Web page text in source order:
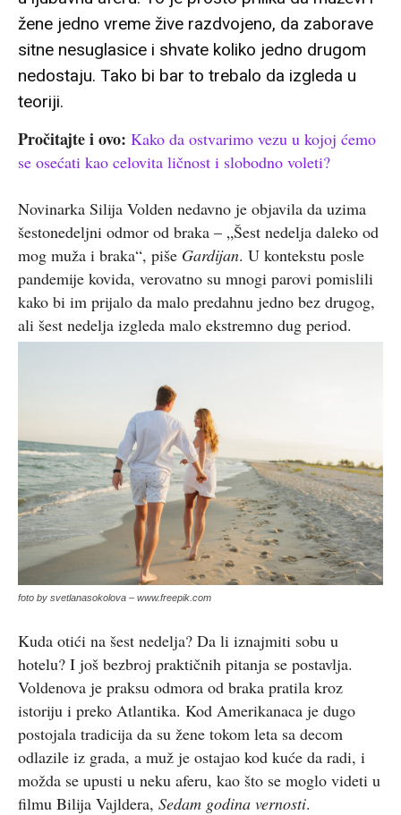
žene jedno vreme žive razdvojeno, da zaborave
sitne nesuglasice i shvate koliko jedno drugom
nedostaju. Tako bi bar to trebalo da izgleda u
teoriji.
Pročitajte i ovo: Kako da ostvarimo vezu u kojoj ćemo
se osećati kao celovita ličnost i slobodno voleti?
Novinarka Silija Volden nedavno je objavila da uzima
šestonedeljni odmor od braka – „Šest nedelja daleko od
mog muža i braka“, piše Gardijan. U kontekstu posle
pandemije kovida, verovatno su mnogi parovi pomislili
kako bi im prijalo da malo predahnu jedno bez drugog,
ali šest nedelja izgleda malo ekstremno dug period.
foto by svetlanasokolova – www.freepik.com
Kuda otići na šest nedelja? Da li iznajmiti sobu u
hotelu? I još bezbroj praktičnih pitanja se postavlja.
Voldenova je praksu odmora od braka pratila kroz
istoriju i preko Atlantika. Kod Amerikanaca je dugo
postojala tradicija da su žene tokom leta sa decom
odlazile iz grada, a muž je ostajao kod kuće da radi, i
možda se upusti u neku aferu, kao što se moglo videti u
filmu Bilija Vajldera, Sedam godina vernosti.